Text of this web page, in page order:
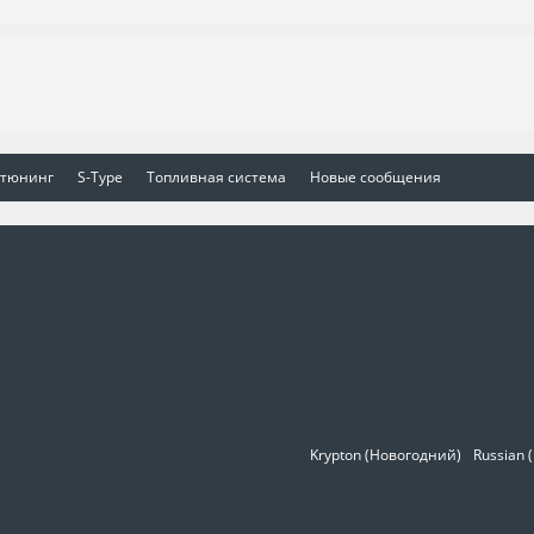
S-Type Топливная система Новые сообщения
Krypton (Новогодний) Russian